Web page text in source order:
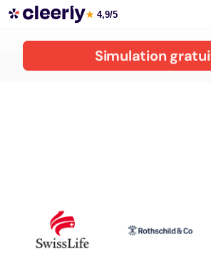
Investissez dans le dispositif Girardin
★ 4,9/5